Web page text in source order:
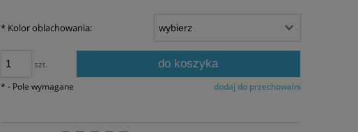
Jeżeli produkt jest sprzedawany krócej niż
30 dni, wyświetlana jest najniższa cena od
momentu, kiedy produkt pojawił się w
sprzedaży.
* Kolor oblachowania:
szt. do koszyka
dodaj do przechowalni
* - Pole wymagane